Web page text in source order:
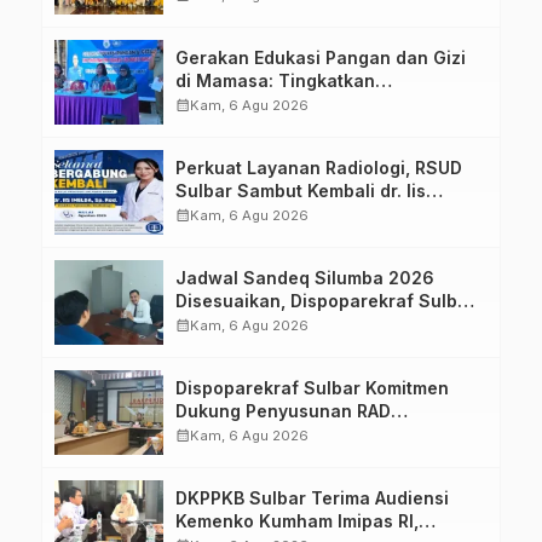
Gerakan Edukasi Pangan dan Gizi
di Mamasa: Tingkatkan
Pengetahuan dan Keterampilan
calendar_monthKam, 6 Agu 2026
Perkuat Layanan Radiologi, RSUD
Sulbar Sambut Kembali dr. Iis
Imelda, Sp.Rad
calendar_monthKam, 6 Agu 2026
Jadwal Sandeq Silumba 2026
Disesuaikan, Dispoparekraf Sulbar
Pastikan Persiapan Tetap
calendar_monthKam, 6 Agu 2026
Dispoparekraf Sulbar Komitmen
Dukung Penyusunan RAD
TPB/SDGs Sulawesi Barat
calendar_monthKam, 6 Agu 2026
DKPPKB Sulbar Terima Audiensi
Kemenko Kumham Imipas RI,